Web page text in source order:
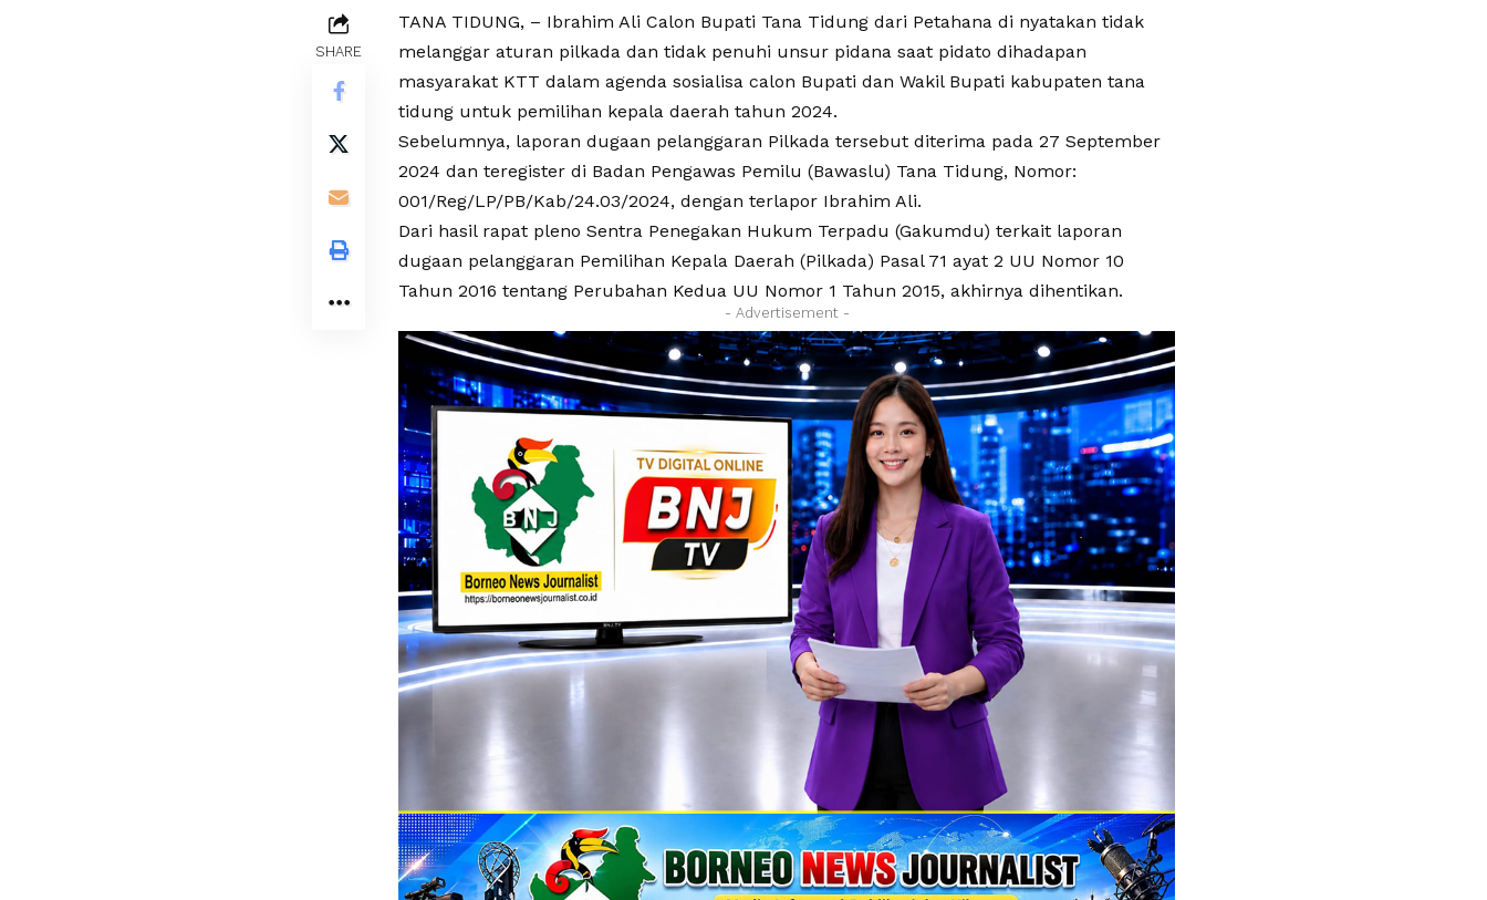
SHARE
TANA TIDUNG, – Ibrahim Ali Calon Bupati Tana Tidung dari Petahana di nyatakan tidak
melanggar aturan pilkada dan tidak penuhi unsur pidana saat pidato dihadapan
masyarakat KTT dalam agenda sosialisa calon Bupati dan Wakil Bupati kabupaten tana
tidung untuk pemilihan kepala daerah tahun 2024.
Sebelumnya, laporan dugaan pelanggaran Pilkada tersebut diterima pada 27 September
2024 dan teregister di Badan Pengawas Pemilu (Bawaslu) Tana Tidung, Nomor:
001/Reg/LP/PB/Kab/24.03/2024, dengan terlapor Ibrahim Ali.
Dari hasil rapat pleno Sentra Penegakan Hukum Terpadu (Gakumdu) terkait laporan
dugaan pelanggaran Pemilihan Kepala Daerah (Pilkada) Pasal 71 ayat 2 UU Nomor 10
Tahun 2016 tentang Perubahan Kedua UU Nomor 1 Tahun 2015, akhirnya dihentikan.
- Advertisement -